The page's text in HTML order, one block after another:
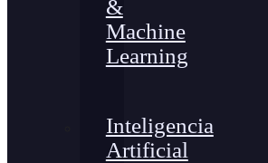
&
Machine
Learning
Inteligencia
Artificial